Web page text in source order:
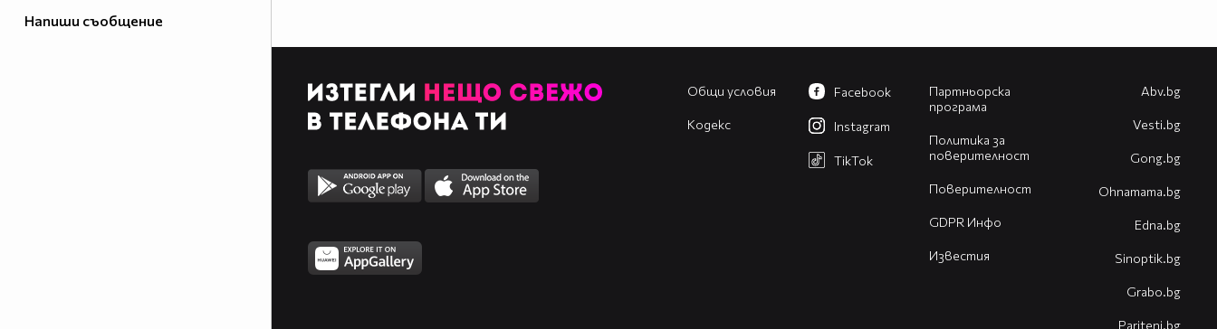
Напиши съобщение
Общи условия
Кодекс
Партньорска
програма
Политика за
поверителност
Поверителност
GDPR Инфо
Известия
Facebook
Instagram
TikTok
Abv.bg
Vesti.bg
Gong.bg
Оhnamama.bg
Edna.bg
Sinoptik.bg
Grabo.bg
Pariteni.bg